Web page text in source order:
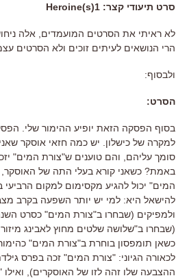
סרט תיעודי קצר: Heroine(s)1
לא ראיתי את הסרטים המועמדים, אלה
הרי הנושאים לעיתים זוכים ולא הסרטים
ולבסוף:
הסרט:
בסוף הפסקה הזאת יופיע ההימור שלי
למקרה של כישלון
יש כמה חזאי אוסקר
סומך עליהם
והם טוענים ש"צורת המים"
באמת? כשאני קורא בעלי התה של האוסקר
המים" יכול להגיע מקסימום למקום
להישאל היא: למי יש יותר השפעה בקרב
ולמפיקים (שבחרו ב"צורת המים" כסרט
(שבחרו ב"שלושה שלטים מחוץ לאבינג
כשאן תומפסון בוחרת ב"צורת המים"
לכאורה הגיוני: "צורת המים" זכה בפרס
ההצבעה שלו זהה לזו של האוסקרים),